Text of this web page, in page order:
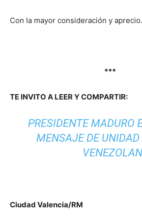
​Con la mayor consideración y aprecio.
***
TE INVITO A LEER Y COMPARTIR:
PRESIDENTE MADURO
MENSAJE DE UNIDAD
Ciudad Valencia/RM